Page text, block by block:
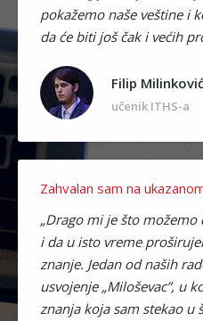
pokažemo naše veštine i
da će biti još čak i većih
Filip Milinković
učenik ITHS-a
Zahvalan sam na
„Drago mi je što
i da u isto vreme
znanje. Jedan od naših
usvojenje „Miloševac”, u
znanja koja sam stekao u